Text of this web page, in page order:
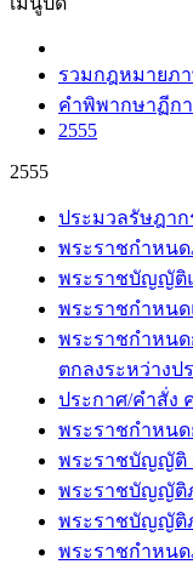
รวมกฎหมายภ
คำพิพากษาฏีกา
2555
2555
ประมวลรัษฎาก
พระราชกำหนด
พระราชบัญญัติ
พระราชกำหนด
พระราชกำหน
ตกลงระหว่างป
ประกาศ/คำสั่ง
พระราชกำหน
พระราชบัญญัติ
พระราชบัญญัติภ
พระราชบัญญัติ
พระราชกำหน